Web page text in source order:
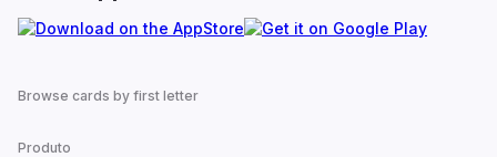
Browse cards by first letter
Produto